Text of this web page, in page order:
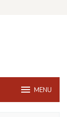
MENU